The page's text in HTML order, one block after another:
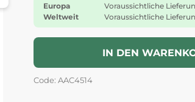
Europa
Voraussichtliche
Weltweit
Voraussichtliche
IN DEN
Code: AAC4514